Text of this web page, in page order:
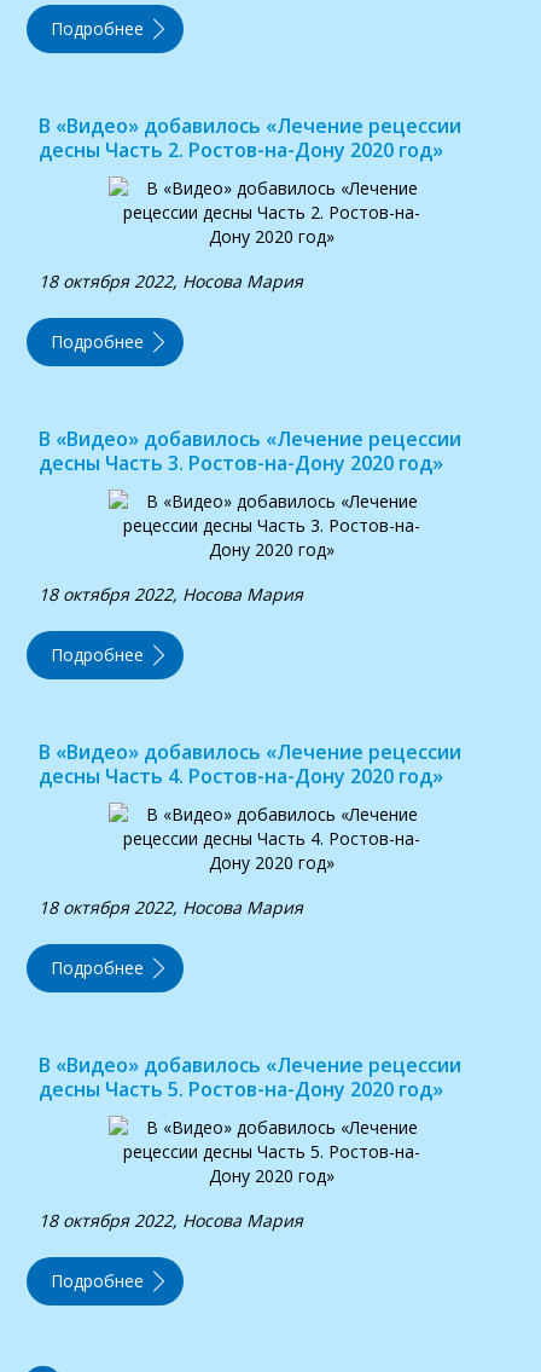
Подробнее
В «Видео» добавилось «Лечение рецессии
десны Часть 2. Ростов-на-Дону 2020 год»
18 октября 2022, Носова Мария
Подробнее
В «Видео» добавилось «Лечение рецессии
десны Часть 3. Ростов-на-Дону 2020 год»
18 октября 2022, Носова Мария
Подробнее
В «Видео» добавилось «Лечение рецессии
десны Часть 4. Ростов-на-Дону 2020 год»
18 октября 2022, Носова Мария
Подробнее
В «Видео» добавилось «Лечение рецессии
десны Часть 5. Ростов-на-Дону 2020 год»
18 октября 2022, Носова Мария
Подробнее